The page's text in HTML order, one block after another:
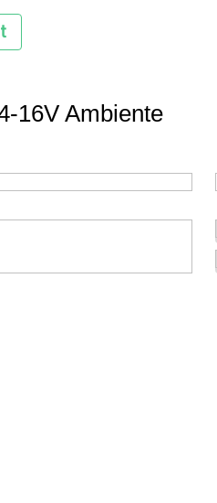
16V Ambiente